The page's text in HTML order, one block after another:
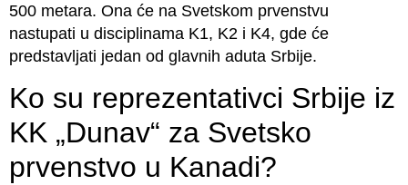
500 metara. Ona će na Svetskom prvenstvu
nastupati u disciplinama K1, K2 i K4, gde će
predstavljati jedan od glavnih aduta Srbije.
Ko su reprezentativci Srbije iz
KK „Dunav“ za Svetsko
prvenstvo u Kanadi?